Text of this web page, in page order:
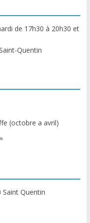
de 17h30 à 20h30 et
Quentin
(octobre a avril)
Saint Quentin